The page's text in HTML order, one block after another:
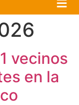
vecinos
en la